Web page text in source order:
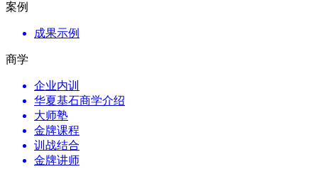
案例
成果示例
商学
企业内训
华夏基石商学介绍
大师塾
金牌课程
训战结合
金牌讲师